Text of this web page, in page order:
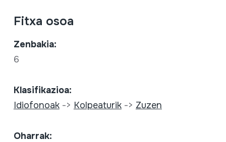
Fitxa osoa
Zenbakia:
6
Klasifikazioa:
Idiofonoak-> Kolpeaturik-> Zuzen
Oharrak: